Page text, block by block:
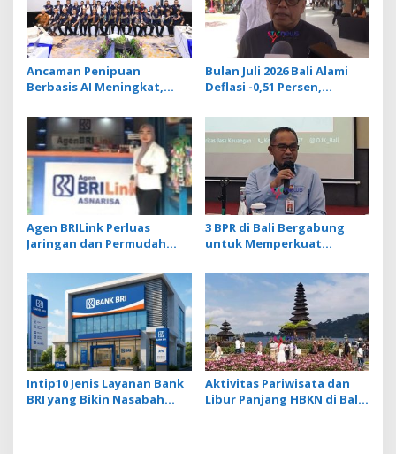
i
g
a
t
i
o
n
Ancaman Penipuan
Berbasis AI Meningkat,
Penindakan dan
Pengembangan Aplikasi
Anti Penipuan
Bulan Juli 2026 Bali Alami
Deflasi -0,51 Persen,
Terendah
Agen BRILink Perluas
Jaringan dan Permudah
3 BPR di Bali Bergabung
untuk Memperkuat
Tingkatkan Daya Saing
Intip10 Jenis Layanan Bank
BRI yang Bikin Nasabah
Aktivitas Pariwisata dan
Libur Panjang HBKN di Bali